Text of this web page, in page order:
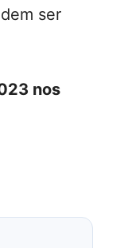
ser
nos